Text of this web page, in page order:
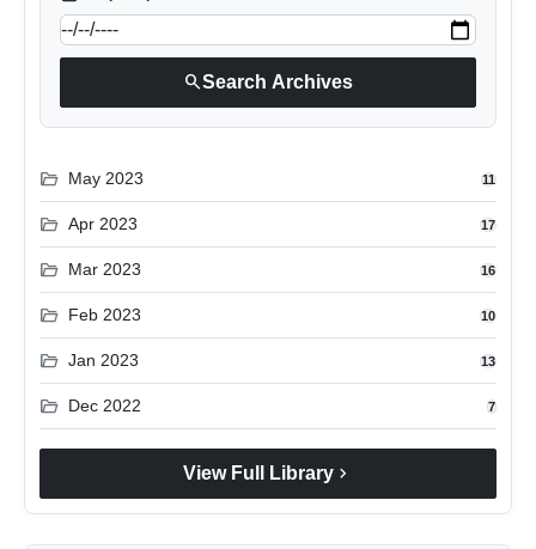
searchSearch Archives
folder_open May 2023 11
folder_open Apr 2023 17
folder_open Mar 2023 16
folder_open Feb 2023 10
folder_open Jan 2023 13
folder_open Dec 2022 7
View Full Library chevron_right